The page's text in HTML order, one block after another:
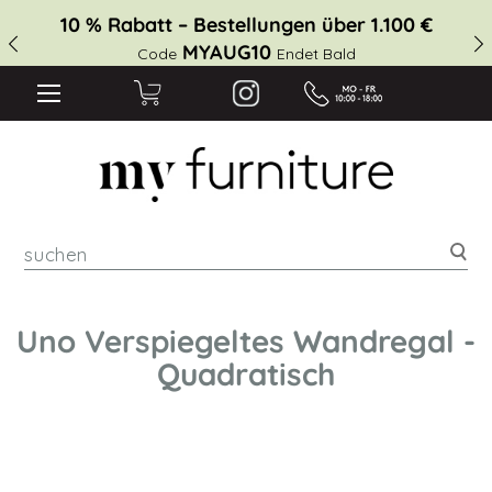
10 % Rabatt – Bestellungen über 1.100 €
CodeMYAUG10 Endet Bald
Uno Verspiegeltes Wandregal -
Quadratisch